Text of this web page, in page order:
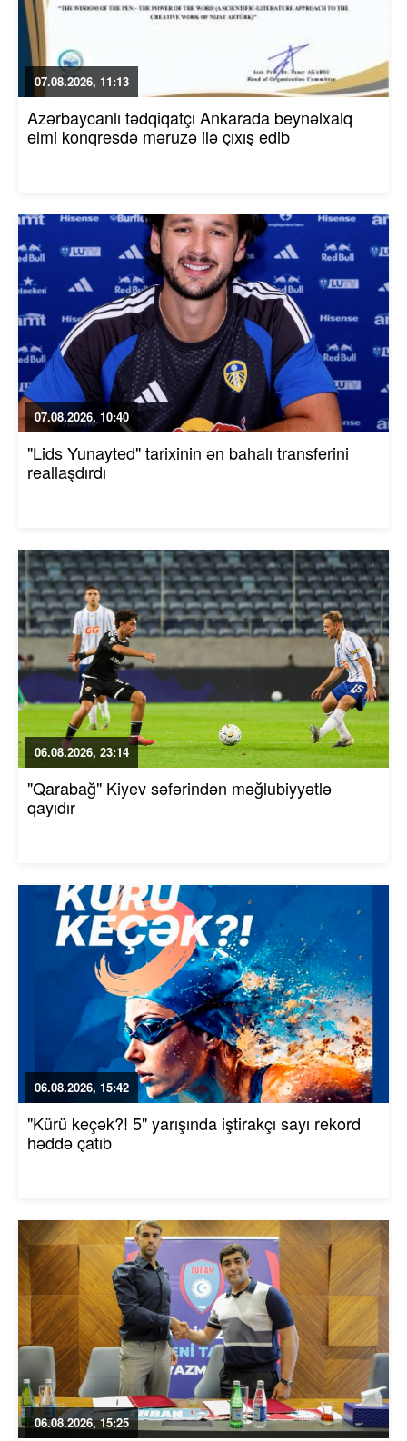
07.08.2026, 11:13
Azərbaycanlı tədqiqatçı Ankarada beynəlxalq
elmi konqresdə məruzə ilə çıxış edib
07.08.2026, 10:40
"Lids Yunayted" tarixinin ən bahalı transferini
reallaşdırdı
06.08.2026, 23:14
"Qarabağ" Kiyev səfərindən məğlubiyyətlə
qayıdır
06.08.2026, 15:42
"Kürü keçək?! 5" yarışında iştirakçı sayı rekord
həddə çatıb
06.08.2026, 15:25